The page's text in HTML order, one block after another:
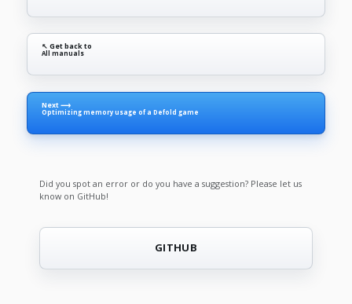
↖ Get back to
All manuals
Next ⟶
Optimizing memory usage of a Defold game
Did you spot an error or do you have a suggestion? Please let us
know on GitHub!
GITHUB